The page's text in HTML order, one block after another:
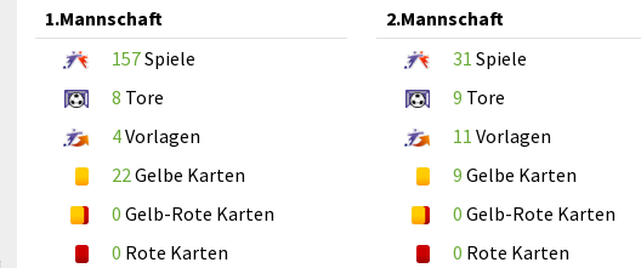
1.Mannschaft
157Spiele
8 Tore
4Vorlagen
22 Gelbe Karten
0 Gelb-Rote Karten
0 Rote Karten
2.Mannschaft
31 Spiele
9 Tore
11 Vorlagen
9 Gelbe Karten
0 Gelb-Rote Karten
0 Rote Karten